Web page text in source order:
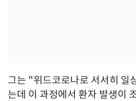
그는 "위드코로나로 서서히 일
는데 이 과정에서 환자 발생이